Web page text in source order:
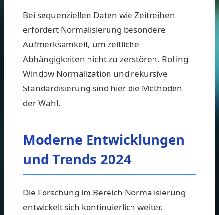
Bei sequenziellen Daten wie Zeitreihen
erfordert Normalisierung besondere
Aufmerksamkeit, um zeitliche
Abhängigkeiten nicht zu zerstören. Rolling
Window Normalization und rekursive
Standardisierung sind hier die Methoden
der Wahl.
Moderne Entwicklungen
und Trends 2024
Die Forschung im Bereich Normalisierung
entwickelt sich kontinuierlich weiter.